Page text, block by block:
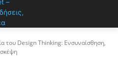
του Design Thinking: Ενσυναίσθηση,